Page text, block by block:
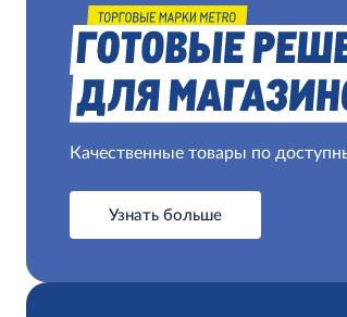
Качественные товары по
Узнать больше